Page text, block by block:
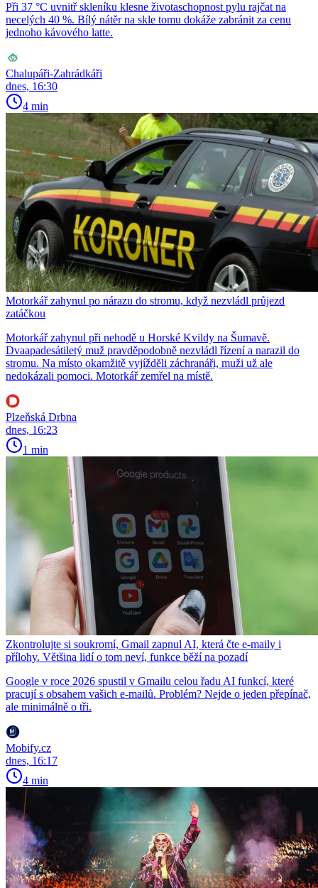
Při 37 °C uvnitř skleníku klesne životaschopnost pylu rajčat na
necelých 40 %. Bílý nátěr na skle tomu dokáže zabránit za cenu
jednoho kávového latte.
Chalupáři-Zahrádkáři
dnes, 16:30
4 min
Motorkář zahynul po nárazu do stromu, když nezvládl průjezd
zatáčkou
Motorkář zahynul při nehodě u Horské Kvildy na Šumavě.
Dvaapadesátiletý muž pravděpodobně nezvládl řízení a narazil do
stromu. Na místo okamžitě vyjížděli záchranáři, muži už ale
nedokázali pomoci. Motorkář zemřel na místě.
Plzeňská Drbna
dnes, 16:23
1 min
Zkontrolujte si soukromí, Gmail zapnul AI, která čte e-maily i
přílohy. Většina lidí o tom neví, funkce běží na pozadí
Google v roce 2026 spustil v Gmailu celou řadu AI funkcí, které
pracují s obsahem vašich e-mailů. Problém? Nejde o jeden přepínač,
ale minimálně o tři.
Mobify.cz
dnes, 16:17
4 min